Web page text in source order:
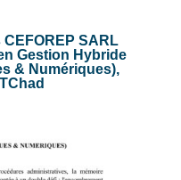
SARL
Gestion Hybride
& Numériques),